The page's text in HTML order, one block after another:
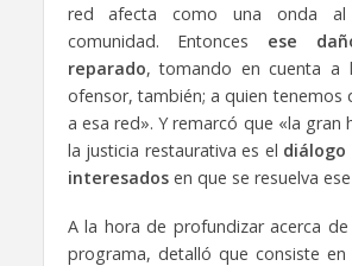
red afecta como una onda
comunidad. Entonces ese
reparado, tomando en cuenta a
ofensor, también; a quien tenemos
a esa red». Y remarcó que «la gran
la justicia restaurativa es el diálogo
interesadosen que se resuelva
A la hora de profundizar acerca
programa, detalló que consiste en